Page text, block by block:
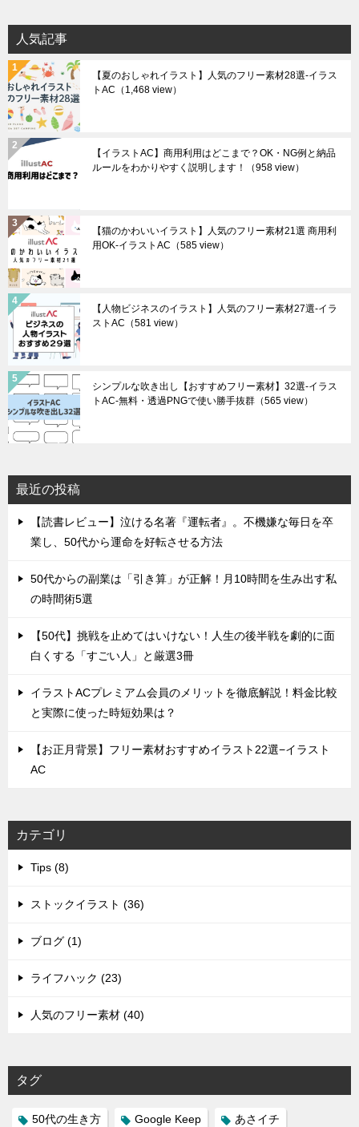
人気記事
【夏のおしゃれイラスト】人気のフリー素材28選-イラス
トAC （1,468 view）
【イラストAC】商用利用はどこまで？OK・NG例と納品
ルールをわかりやすく説明します！
（958 view）
【猫のかわいいイラスト】人気のフリー素材21選 商用利
用OK-イラストAC （585 view）
【人物ビジネスのイラスト】人気のフリー素材27選-イラ
ストAC （581 view）
シンプルな吹き出し【おすすめフリー素材】32選-イラス
トAC-無料・透過PNGで使い勝手抜群 （565 view）
最近の投稿
【読書レビュー】泣ける名著『運転者』。不機嫌な毎日を卒
業し、50代から運命を好転させる方法
50代からの副業は「引き算」が正解！月10時間を生み出す私
の時間術5選
【50代】挑戦を止めてはいけない！人生の後半戦を劇的に面
白くする「すごい人」と厳選3冊
イラストACプレミアム会員のメリットを徹底解説！料金比較
と実際に使った時短効果は？
【お正月背景】フリー素材おすすめイラスト22選−イラスト
AC
カテゴリ
Tips (8)
ストックイラスト (36)
ブログ (1)
ライフハック (23)
人気のフリー素材 (40)
タグ
50代の生き方 Google Keep あさイチ